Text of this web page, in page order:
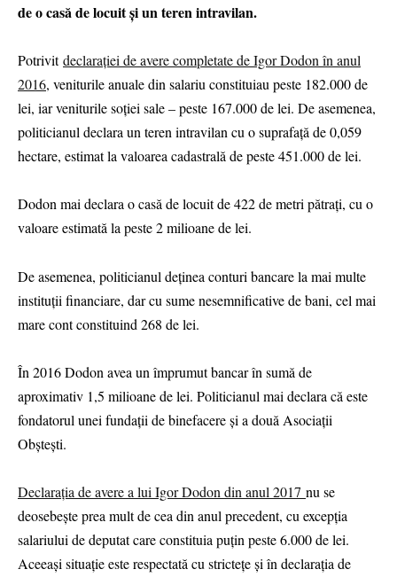
de o casă de locuit și un teren intravilan.
Potrivitdeclarației de avere completate de Igor Dodon în anul
2016, veniturile anuale din salariu constituiau peste 182.000 de
lei, iar veniturile soției sale – peste 167.000 de lei. De asemenea,
politicianul declara un teren intravilan cu o suprafață de 0,059
hectare, estimat la valoarea cadastrală de peste 451.000 de lei.
Dodon mai declara o casă de locuit de 422 de metri pătrați, cu o
valoare estimată la peste 2 milioane de lei.
De asemenea, politicianul deținea conturi bancare la mai multe
instituții financiare, dar cu sume nesemnificative de bani, cel mai
mare cont constituind 268 de lei.
În 2016 Dodon avea un împrumut bancar în sumă de
aproximativ 1,5 milioane de lei. Politicianul mai declara că este
fondatorul unei fundații de binefacere și a două Asociații
Obștești.
Declarația de avere a lui Igor Dodon din anul 2017 nu se
deosebește prea mult de cea din anul precedent, cu excepția
salariului de deputat care constituia puțin peste 6.000 de lei.
Aceeași situație este respectată cu strictețe și în declarația de